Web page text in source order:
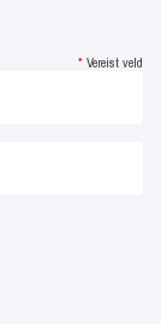
* Vereist veld